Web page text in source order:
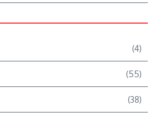
(4)
(55)
(38)